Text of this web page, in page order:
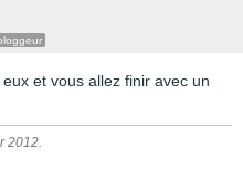
et vous allez finir avec un
2012.